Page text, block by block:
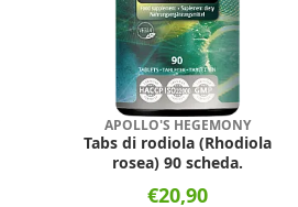
APOLLO'S HEGEMONY
Tabs di rodiola (Rhodiola
rosea) 90 scheda.
€20,90